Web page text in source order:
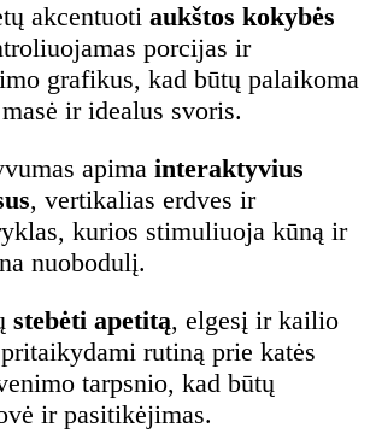
akcentuoti aukštos kokybės
porcijas ir
grafikus, kad būtų palaikoma
ir idealus svoris.
apima interaktyvius
, vertikalias erdves ir
kurios stimuliuoja kūną ir
nuobodulį.
stebėti apetitą, elgesį ir kailio
rutiną prie katės
tarpsnio, kad būtų
ir pasitikėjimas.